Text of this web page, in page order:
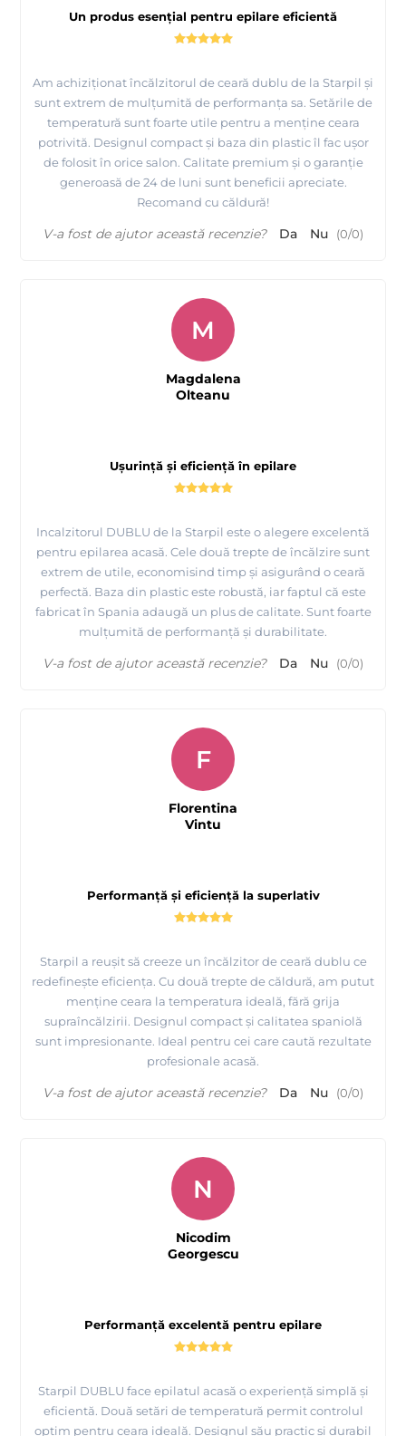
Un produs esențial pentru epilare eficientă
Am achiziționat încălzitorul de ceară dublu de la Starpil și
sunt extrem de mulțumită de performanța sa. Setările de
temperatură sunt foarte utile pentru a menține ceara
potrivită. Designul compact și baza din plastic îl fac ușor
de folosit în orice salon. Calitate premium și o garanție
generoasă de 24 de luni sunt beneficii apreciate.
Recomand cu căldură!
V-a fost de ajutor această recenzie? Da Nu (0/0)
Ușurință și eficiență în epilare
Incalzitorul DUBLU de la Starpil este o alegere excelentă
pentru epilarea acasă. Cele două trepte de încălzire sunt
extrem de utile, economisind timp și asigurând o ceară
perfectă. Baza din plastic este robustă, iar faptul că este
fabricat în Spania adaugă un plus de calitate. Sunt foarte
mulțumită de performanță și durabilitate.
M
Magdalena
Olteanu
V-a fost de ajutor această recenzie? Da Nu (0/0)
Performanță și eficiență la superlativ
Starpil a reușit să creeze un încălzitor de ceară dublu ce
redefinește eficiența. Cu două trepte de căldură, am putut
menține ceara la temperatura ideală, fără grija
supraîncălzirii. Designul compact și calitatea spaniolă
sunt impresionante. Ideal pentru cei care caută rezultate
profesionale acasă.
F
Florentina
Vintu
V-a fost de ajutor această recenzie? Da Nu (0/0)
Performanță excelentă pentru epilare
Starpil DUBLU face epilatul acasă o experiență simplă și
eficientă. Două setări de temperatură permit controlul
optim pentru ceara ideală. Designul său practic și durabil
N
Nicodim
Georgescu